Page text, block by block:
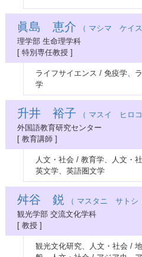
眞島 恵介 （ マシマ ケイス
理学部 生命理学科
[ 特別専任教授 ]
ライフサイエンス / 免疫学、
学
升井 裕子 （ マスイ ヒロコ
外国語教育研究センター
[ 教育講師 ]
人文・社会 / 教育学、人文・
英文学、英語圏文学
舛谷 鋭 （ マスタニ サトシ
観光学部 交流文化学科
[ 教授 ]
観光文化研究、人文・社会 /